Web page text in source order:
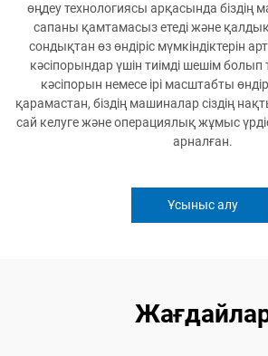
өңдеу технологиясы арқасында біздің
сапаны қамтамасыз етеді және
сондықтан өз өндіріс мүмкіндіктерін
кәсіпорындар үшін тиімді шешім болып
кәсіпорын немесе ірі масштабты
қарамастан, біздің машиналар сіздің
сай келуге және операциялық жұмыс
арналған.
Ұсыныс алу